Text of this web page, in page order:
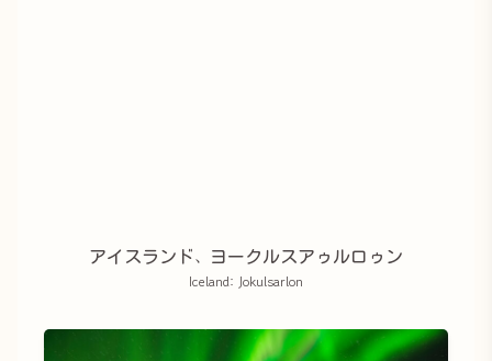
アイスランド、ヨークルスアゥルロゥン
Iceland: Jokulsarlon